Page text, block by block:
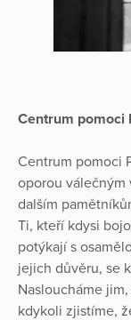
Centrum pomoci
Centrum pomoci
oporou válečným
dalším
Ti, kteří kdysi
potýkají s
jejich důvěru, se
Nasloucháme
kdykoli zjistíme,